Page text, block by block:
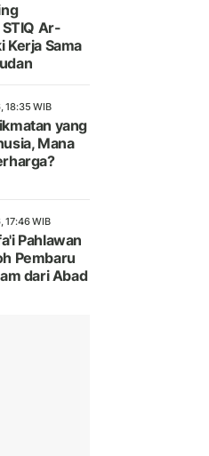
Ar-
Kerja Sama
18:35 WIB
yang
Mana
17:46 WIB
Pahlawan
Pembaru
dari Abad